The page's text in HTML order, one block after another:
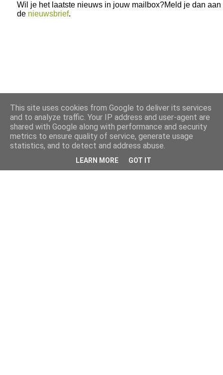
Wil je het laatste nieuws in jouw mailbox?Meld je dan aan
de nieuwsbrief.
This site uses cookies from Google to deliver its services
and to analyze traffic. Your IP address and user-agent are
shared with Google along with performance and security
metrics to ensure quality of service, generate usage
statistics, and to detect and address abuse.
LEARN MORE GOT IT